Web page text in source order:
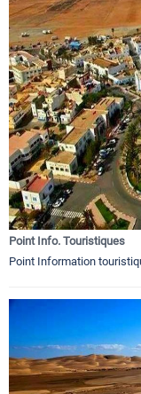
Point Info. Touristiques
Point Information